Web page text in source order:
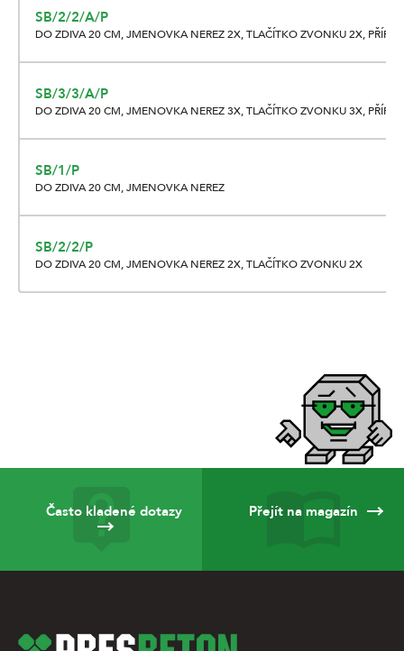
SB/2/2/A/P
DO ZDIVA 20 CM, JMENOVKA NEREZ 2X, TLAČÍTKO ZVONKU 2X,
SB/3/3/A/P
DO ZDIVA 20 CM, JMENOVKA NEREZ 3X, TLAČÍTKO ZVONKU 3X,
SB/1/P
DO ZDIVA 20 CM, JMENOVKA NEREZ
SB/2/2/P
DO ZDIVA 20 CM, JMENOVKA NEREZ 2X, TLAČÍTKO ZVONKU 2X
Často kladené dotazy Přejít na magazín